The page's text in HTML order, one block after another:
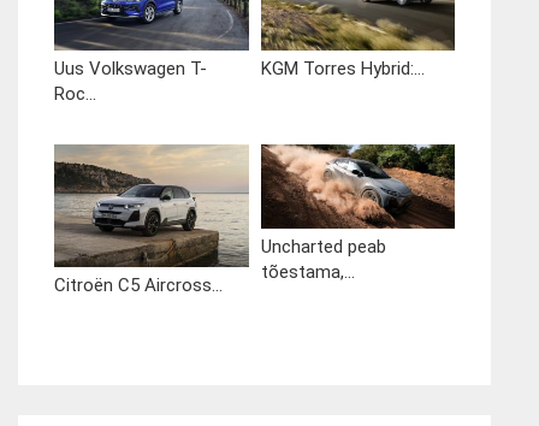
Uus Volkswagen T-
Roc...
KGM Torres Hybrid:...
Citroën C5 Aircross...
Uncharted peab
tõestama,...